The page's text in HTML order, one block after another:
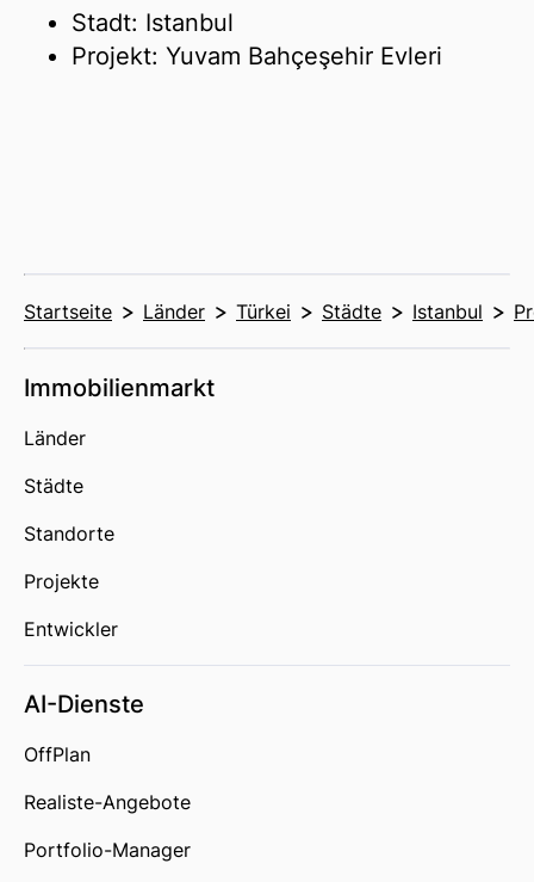
Stadt: Istanbul
Projekt: Yuvam Bahçeşehir Evleri
Startseite Länder Türkei Städte Istanbul
Immobilienmarkt
Länder
Städte
Standorte
Projekte
Entwickler
AI-Dienste
OffPlan
Realiste-Angebote
Portfolio-Manager